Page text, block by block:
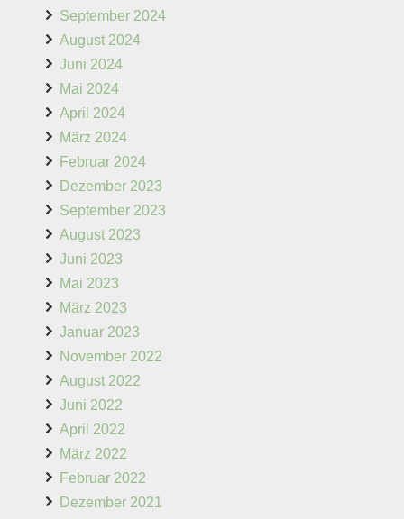
September 2024
August 2024
Juni 2024
Mai 2024
April 2024
März 2024
Februar 2024
Dezember 2023
September 2023
August 2023
Juni 2023
Mai 2023
März 2023
Januar 2023
November 2022
August 2022
Juni 2022
April 2022
März 2022
Februar 2022
Dezember 2021